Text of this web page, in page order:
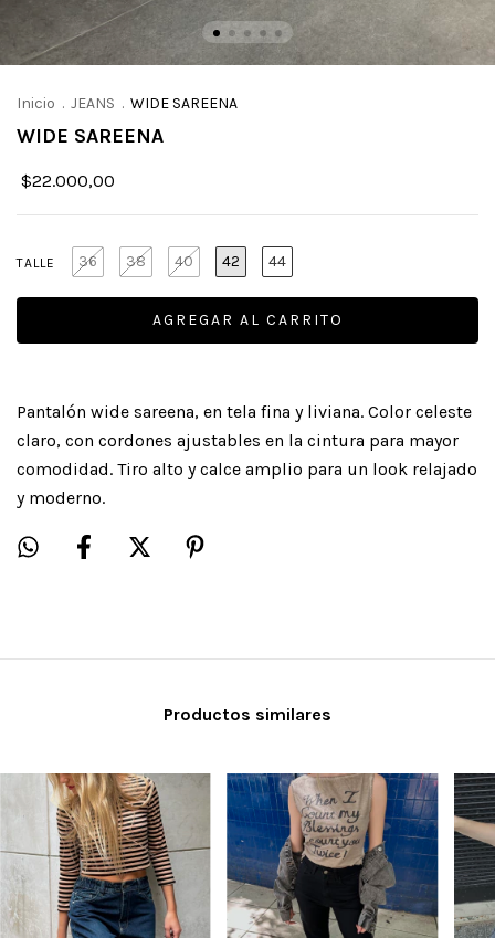
Inicio . JEANS . WIDE SAREENA
WIDE SAREENA
$22.000,00
TALLE 36 38 40 42 44
Pantalón wide sareena, en tela fina y liviana. Color celeste
claro, con cordones ajustables en la cintura para mayor
comodidad. Tiro alto y calce amplio para un look relajado
y moderno.
Productos similares